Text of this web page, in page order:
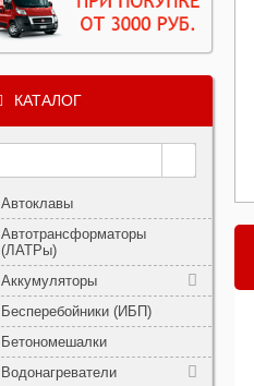
КАТАЛОГ
Автоклавы
Автотрансформаторы
(ЛАТРы)
Аккумуляторы
Бесперебойники (ИБП)
Бетономешалки
Водонагреватели